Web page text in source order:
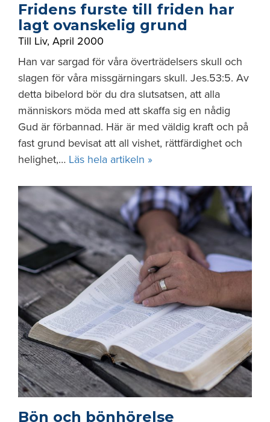
Fridens furste till friden har
lagt ovanskelig grund
Till Liv, April 2000
Han var sargad för våra överträdelsers skull och
slagen för våra missgärningars skull. Jes.53:5. Av
detta bibelord bör du dra slutsatsen, att alla
människors möda med att skaffa sig en nådig
Gud är förbannad. Här är med väldig kraft och på
fast grund bevisat att all vishet, rättfärdighet och
helighet,… Läs hela artikeln »
Bön och bönhörelse